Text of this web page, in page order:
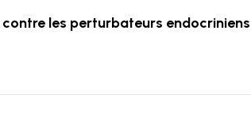
contre les perturbateurs endocriniens